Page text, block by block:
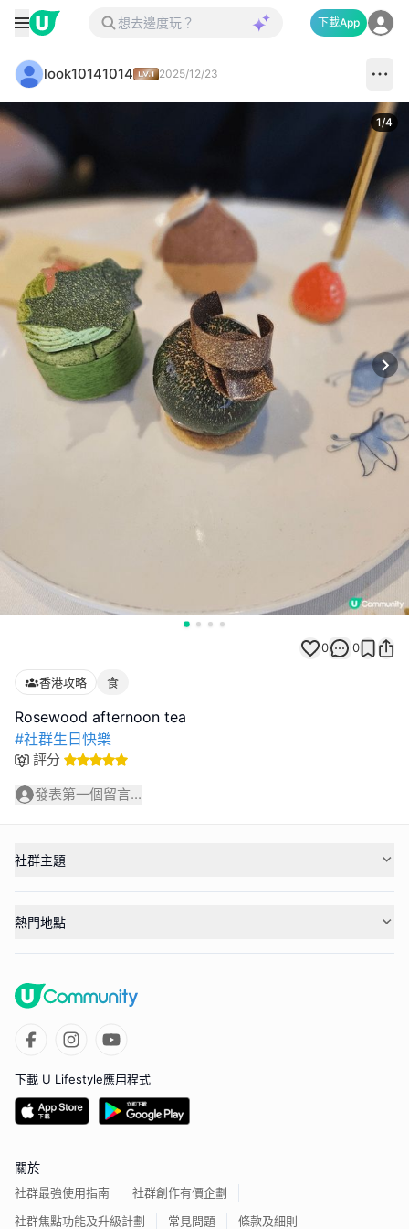
下載App
look10141014 2025/12/23
1/4
0 0
香港攻略 食
#社群生日快樂
評分
發表第一個留言...
社群主題
熱門地點
下載 U Lifestyle應用程式
關於
社群最強使用指南
社群創作有價企劃
社群焦點功能及升級計劃
常見問題 條款及細則